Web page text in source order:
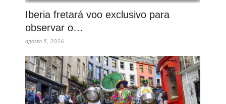
Iberia fretará voo exclusivo para
observar o…
agosto 5, 2026